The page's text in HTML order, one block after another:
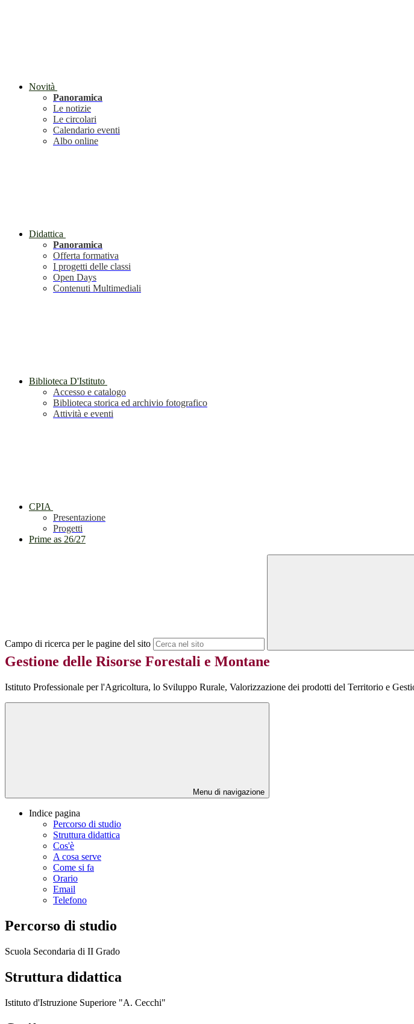
Novità
Panoramica
Le notizie
Le circolari
Calendario eventi
Albo online
Didattica
Panoramica
Offerta formativa
I progetti delle classi
Open Days
Contenuti Multimediali
Biblioteca D'Istituto
Accesso e catalogo
Biblioteca storica ed archivio fotografico
Attività e eventi
CPIA
Presentazione
Progetti
Prime as 26/27
Campo di ricerca per le pagine del sito
Gestione delle Risorse Forestali e Montane
Istituto Professionale per l'Agricoltura, lo Sviluppo Rurale, Valorizzazione dei prodotti del Territorio e
Menu di navigazione
Indice pagina
Percorso di studio
Struttura didattica
Cos'è
A cosa serve
Come si fa
Orario
Email
Telefono
Percorso di studio
Scuola Secondaria di II Grado
Struttura didattica
Istituto d'Istruzione Superiore "A. Cecchi"